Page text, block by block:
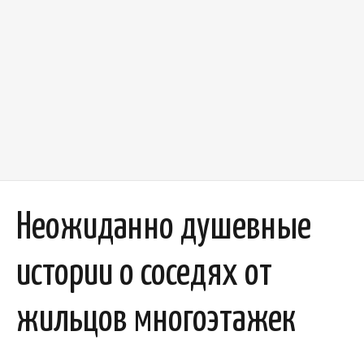
Неожиданно душевные
истории о соседях от
жильцов многоэтажек